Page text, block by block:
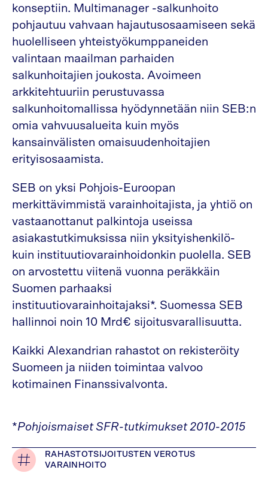
konseptiin. Multimanager -salkunhoito
pohjautuu vahvaan hajautusosaamiseen sekä
huolelliseen yhteistyökumppaneiden
valintaan maailman parhaiden
salkunhoitajien joukosta. Avoimeen
arkkitehtuuriin perustuvassa
salkunhoitomallissa hyödynnetään niin SEB:n
omia vahvuusalueita kuin myös
kansainvälisten omaisuudenhoitajien
erityisosaamista.
SEB on yksi Pohjois-Euroopan
merkittävimmistä varainhoitajista, ja yhtiö on
vastaanottanut palkintoja useissa
asiakastutkimuksissa niin yksityishenkilö-
kuin instituutiovarainhoidonkin puolella. SEB
on arvostettu viitenä vuonna peräkkäin
Suomen parhaaksi
instituutiovarainhoitajaksi*. Suomessa SEB
hallinnoi noin 10 Mrd€ sijoitusvarallisuutta.
Kaikki Alexandrian rahastot on rekisteröity
Suomeen ja niiden toimintaa valvoo
kotimainen Finanssivalvonta.
*Pohjoismaiset SFR-tutkimukset 2010-2015
RAHASTOTSIJOITUSTEN VEROTUS
VARAINHOITO